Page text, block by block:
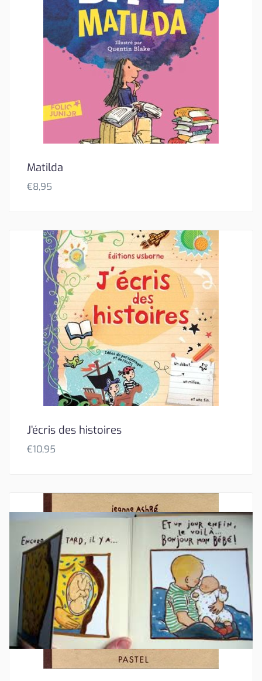
Matilda
€8,95
J’écris des histoires
€10,95